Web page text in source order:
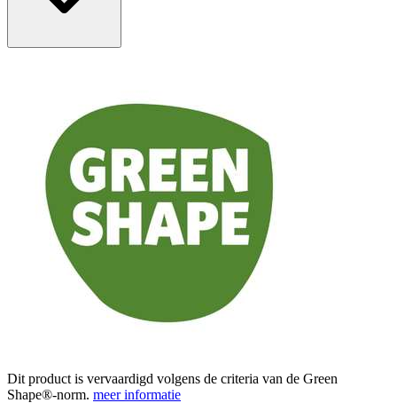
Dit product is vervaardigd volgens de criteria van de Green
Shape®-norm. meer informatie